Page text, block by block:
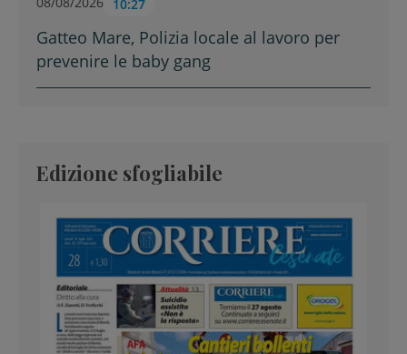
10:27
Gatteo Mare, Polizia locale al lavoro per
prevenire le baby gang
Edizione sfogliabile